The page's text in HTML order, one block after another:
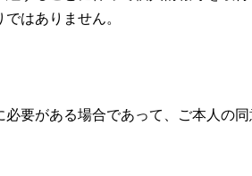
はありません。
要がある場合であって、ご本人の同